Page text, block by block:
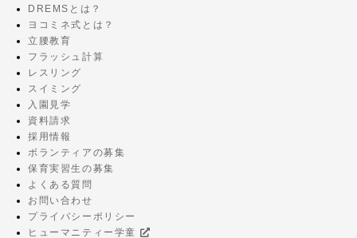
DREMSとは？
ヨコミネ式とは？
立腰教育
フラッシュ計算
レスリング
スイミング
入園見学
資料請求
採用情報
ボランティアの募集
保育実習生の募集
よくある質問
お問い合わせ
プライバシーポリシー
ヒューマニティー学童